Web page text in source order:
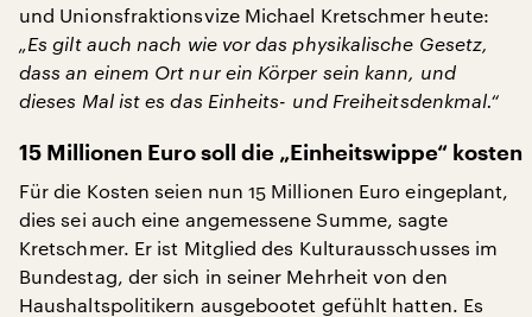
und Unionsfraktionsvize Michael Kretschmer heute:
„Es gilt auch nach wie vor das physikalische Gesetz,
dass an einem Ort nur ein Körper sein kann, und
dieses Mal ist es das Einheits- und Freiheitsdenkmal.“
15 Millionen Euro soll die „Einheitswippe“ kosten
Für die Kosten seien nun 15 Millionen Euro eingeplant,
dies sei auch eine angemessene Summe, sagte
Kretschmer. Er ist Mitglied des Kulturausschusses im
Bundestag, der sich in seiner Mehrheit von den
Haushaltspolitikern ausgebootet gefühlt hatten. Es